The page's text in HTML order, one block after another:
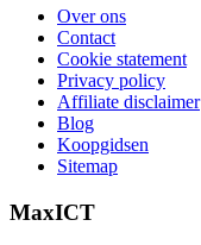
Over ons
Contact
Cookie statement
Privacy policy
Affiliate disclaimer
Blog
Koopgidsen
Sitemap
MaxICT